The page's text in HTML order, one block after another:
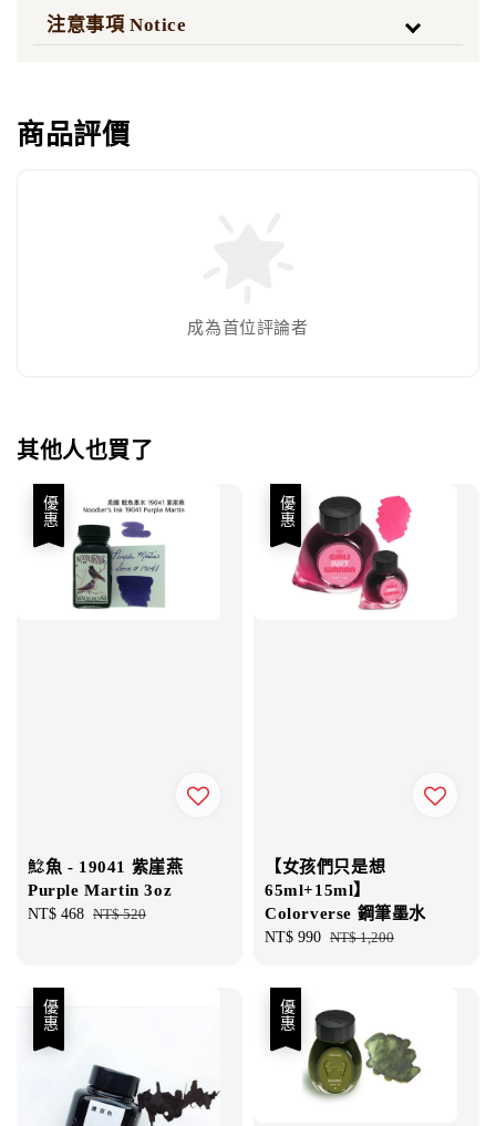
注意事項 Notice
商品評價
成為首位評論者
其他人也買了
優惠
鯰魚 - 19041 紫崖燕
Purple Martin 3oz
Sale
NT$ 468 Regular
NT$ 520
優惠
【女孩們只是想
65ml+15ml】
Colorverse 鋼筆墨水
Sale
NT$ 990 Regular
NT$ 1,200
優惠 優惠